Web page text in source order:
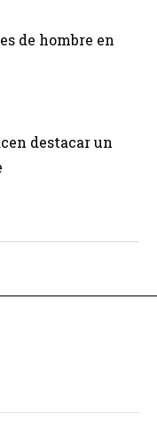
de hombre en
destacar un